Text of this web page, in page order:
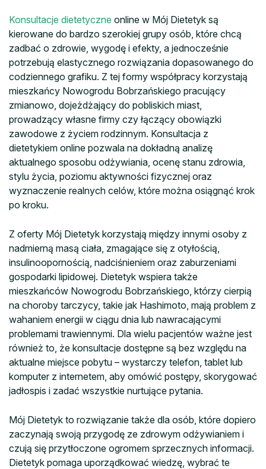
Konsultacje dietetyczne online w Mój Dietetyk są
kierowane do bardzo szerokiej grupy osób, które chcą
zadbać o zdrowie, wygodę i efekty, a jednocześnie
potrzebują elastycznego rozwiązania dopasowanego do
codziennego grafiku. Z tej formy współpracy korzystają
mieszkańcy Nowogrodu Bobrzańskiego pracujący
zmianowo, dojeżdżający do pobliskich miast,
prowadzący własne firmy czy łączący obowiązki
zawodowe z życiem rodzinnym. Konsultacja z
dietetykiem online pozwala na dokładną analizę
aktualnego sposobu odżywiania, ocenę stanu zdrowia,
stylu życia, poziomu aktywności fizycznej oraz
wyznaczenie realnych celów, które można osiągnąć krok
po kroku.
Z oferty Mój Dietetyk korzystają między innymi osoby z
nadmierną masą ciała, zmagające się z otyłością,
insulinoopornością, nadciśnieniem oraz zaburzeniami
gospodarki lipidowej. Dietetyk wspiera także
mieszkańców Nowogrodu Bobrzańskiego, którzy cierpią
na choroby tarczycy, takie jak Hashimoto, mają problem z
wahaniem energii w ciągu dnia lub nawracającymi
problemami trawiennymi. Dla wielu pacjentów ważne jest
również to, że konsultacje dostępne są bez względu na
aktualne miejsce pobytu – wystarczy telefon, tablet lub
komputer z internetem, aby omówić postępy, skorygować
jadłospis i zadać wszystkie nurtujące pytania.
Mój Dietetyk to rozwiązanie także dla osób, które dopiero
zaczynają swoją przygodę ze zdrowym odżywianiem i
czują się przytłoczone ogromem sprzecznych informacji.
Dietetyk pomaga uporządkować wiedzę, wybrać te